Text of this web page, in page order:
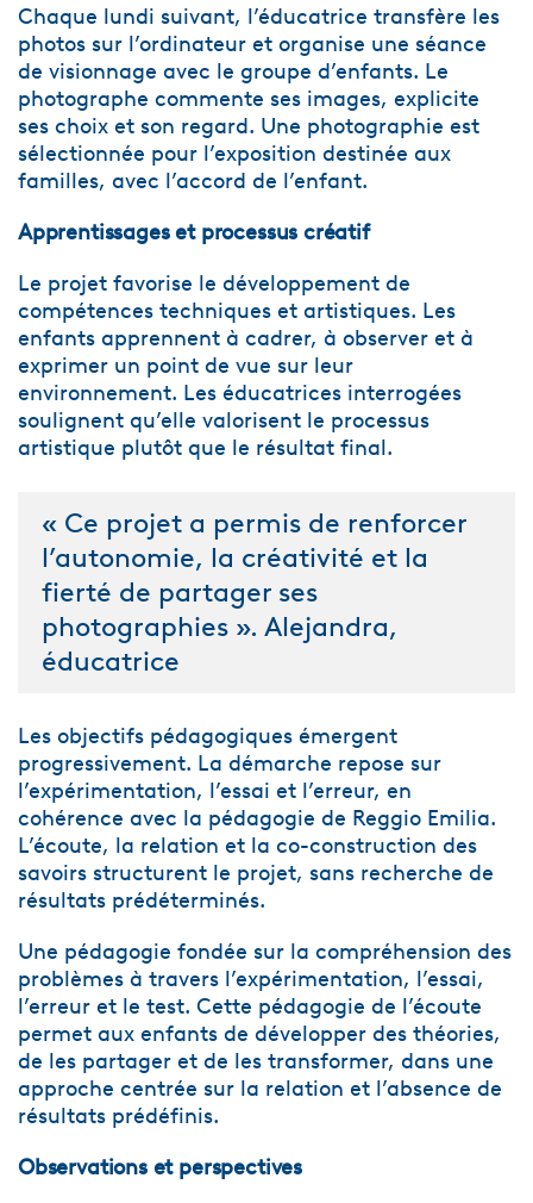
Chaque lundi suivant, l’éducatrice transfère les
photos sur l’ordinateur et organise une séance
de visionnage avec le groupe d’enfants. Le
photographe commente ses images, explicite
ses choix et son regard. Une photographie est
sélectionnée pour l’exposition destinée aux
familles, avec l’accord de l’enfant.
Apprentissages et processus créatif
Le projet favorise le développement de
compétences techniques et artistiques. Les
enfants apprennent à cadrer, à observer et à
exprimer un point de vue sur leur
environnement. Les éducatrices interrogées
soulignent qu’elle valorisent le processus
artistique plutôt que le résultat final.
« Ce projet a permis de renforcer
l’autonomie, la créativité et la
fierté de partager ses
photographies ». Alejandra,
éducatrice
Les objectifs pédagogiques émergent
progressivement. La démarche repose sur
l’expérimentation, l’essai et l’erreur, en
cohérence avec la pédagogie de Reggio Emilia.
L’écoute, la relation et la co-construction des
savoirs structurent le projet, sans recherche de
résultats prédéterminés.
Une pédagogie fondée sur la compréhension des
problèmes à travers l’expérimentation, l’essai,
l’erreur et le test. Cette pédagogie de l’écoute
permet aux enfants de développer des théories,
de les partager et de les transformer, dans une
approche centrée sur la relation et l’absence de
résultats prédéfinis.
Observations et perspectives